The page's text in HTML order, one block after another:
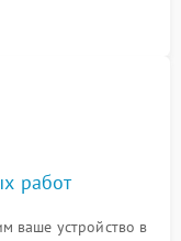
работ
ваше устройство в